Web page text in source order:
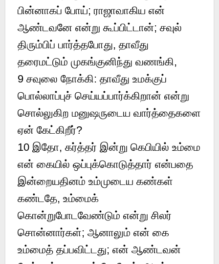
பின்னாகப் போய்; ராஜாவாகிய என்
ஆண்டவனே என்று கூப்பிட்டான்; சவுல்
திரும்பிப் பார்த்தபோது, தாவீது
தரைமட்டும் முகங்குனிந்து வணங்கி,
9சவுலை நோக்கி: தாவீது உமக்குப்
பொல்லாப்புச் செய்யப்பார்க்கிறான் என்று
சொல்லுகிற மனுஷருடைய வார்த்தைகளை
ஏன் கேட்கிறீர்?
10இதோ, கர்த்தர் இன்று கெபியில் உம்மை
என் கையில் ஒப்புக்கொடுத்தார் என்பதை
இன்றையதினம் உம்முடைய கண்கள்
கண்டதே, உம்மைக்
கொன்றுபோடவேண்டும் என்று சிலர்
சொன்னார்கள்; ஆனாலும் என் கை
உம்மைத் தப்பவிட்டது; என் ஆண்டவன்